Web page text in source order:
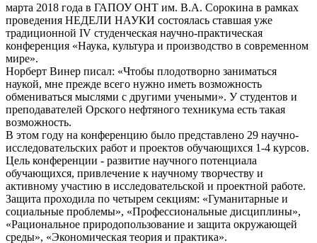
марта 2018 года в ГАПОУ ОНТ им. В.А. Сорокина в рамках
проведения НЕДЕЛИ НАУКИ состоялась ставшая уже
традиционной IV студенческая научно-практическая
конференция «Наука, культура и производство в современном
мире».
Норберт Винер писал: «Чтобы плодотворно заниматься
наукой, мне прежде всего нужно иметь возможность
обмениваться мыслями с другими учеными». У студентов и
преподавателей Орского нефтяного техникума есть такая
возможность.
В этом году на конференцию было представлено 29 научно-
исследовательских работ и проектов обучающихся 1-4 курсов.
Цель конференции - развитие научного потенциала
обучающихся, привлечение к научному творчеству и
активному участию в исследовательской и проектной работе.
Защита проходила по четырем секциям: «Гуманитарные и
социальные проблемы», «Профессиональные дисциплины»,
«Рациональное природопользование и защита окружающей
среды», «Экономическая теория и практика».